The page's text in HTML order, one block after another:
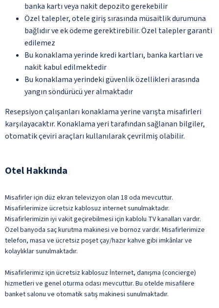
banka kartı veya nakit depozito gerekebilir
Özel talepler, otele giriş sırasında müsaitlik durumuna
bağlıdır ve ek ödeme gerektirebilir. Özel talepler garanti
edilemez
Bu konaklama yerinde kredi kartları, banka kartları ve
nakit kabul edilmektedir
Bu konaklama yerindeki güvenlik özellikleri arasında
yangın söndürücü yer almaktadır
Resepsiyon çalışanları konaklama yerine varışta misafirleri
karşılayacaktır. Konaklama yeri tarafından sağlanan bilgiler,
otomatik çeviri araçları kullanılarak çevrilmiş olabilir.
Otel Hakkında
Misafirler için düz ekran televizyon olan 18 oda mevcuttur.
Misafirlerimize ücretsiz kablosuz internet sunulmaktadır.
Misafirlerimizin iyi vakit geçirebilmesi için kablolu TV kanalları vardır.
Özel banyoda saç kurutma makinesi ve bornoz vardır. Misafirlerimize
telefon, masa ve ücretsiz poşet çay/hazır kahve gibi imkânlar ve
kolaylıklar sunulmaktadır.
Misafirlerimiz için ücretsiz kablosuz İnternet, danışma (concierge)
hizmetleri ve genel oturma odası mevcuttur. Bu otelde misafilere
banket salonu ve otomatik satış makinesi sunulmaktadır.